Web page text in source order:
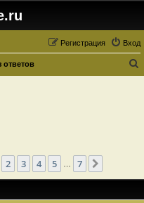
Вход
Регистрация
ответов
из
2 3 4 5 7